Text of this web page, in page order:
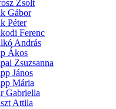
Zsolt
Gábor
Péter
Ferenc
András
Ákos
Zsuzsanna
János
Mária
Gabriella
Attila